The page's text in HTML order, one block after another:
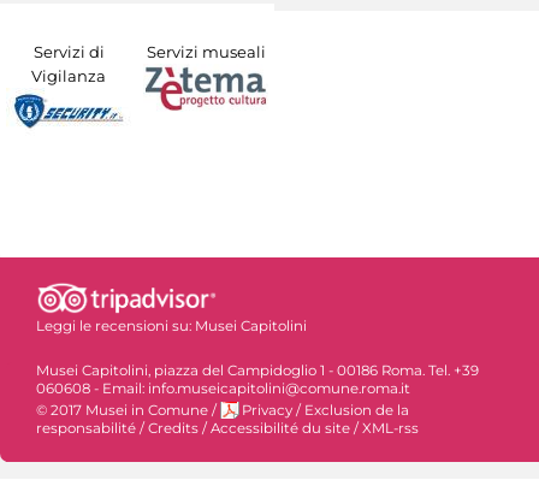
Servizi di
Vigilanza
Servizi museali
Leggi le recensioni su: Musei Capitolini
Musei Capitolini, piazza del Campidoglio 1 - 00186 Roma. Tel. +39
060608 - Email: info.museicapitolini@comune.roma.it
© 2017 Musei in Comune / Privacy / Exclusion de la
responsabilité / Credits / Accessibilité du site / XML-rss